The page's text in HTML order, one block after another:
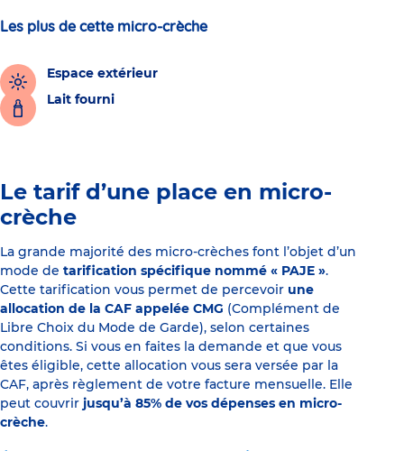
Les plus de cette micro-crèche
Espace extérieur
Lait fourni
Le tarif d’une place en micro-
crèche
La grande majorité des micro-crèches font l’objet d’un
mode de tarification spécifique nommé « PAJE ».
Cette tarification vous permet de percevoir une
allocation de la CAF appelée CMG (Complément de
Libre Choix du Mode de Garde), selon certaines
conditions. Si vous en faites la demande et que vous
êtes éligible, cette allocation vous sera versée par la
CAF, après règlement de votre facture mensuelle. Elle
peut couvrir jusqu’à 85% de vos dépenses en micro-
crèche.